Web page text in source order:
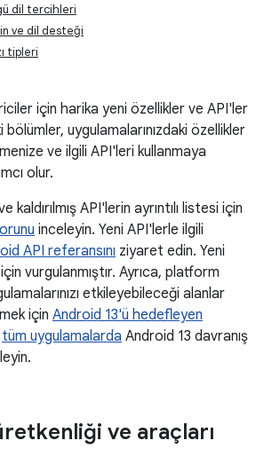
dil tercihleri
ve dil desteği
tipleri
için harika yeni özellikler ve API'ler
bölümler, uygulamalarınızdaki özellikler
ve ilgili API'leri kullanmaya
olur.
kaldırılmış API'lerin ayrıntılı listesi için
inceleyin. Yeni API'lerle ilgili
API referansını ziyaret edin. Yeni
vurgulanmıştır. Ayrıca, platform
etkileyebileceği alanlar
için Android 13'ü hedefleyen
tüm uygulamalarda Android 13 davranış
ve araçları